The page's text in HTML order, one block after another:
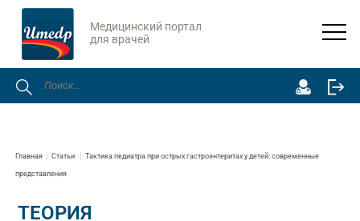
Медицинский портал
для врачей
Главная Статьи Тактика педиатра при острых гастроэнтеритах у детей: современные
представления
ТЕОРИЯ